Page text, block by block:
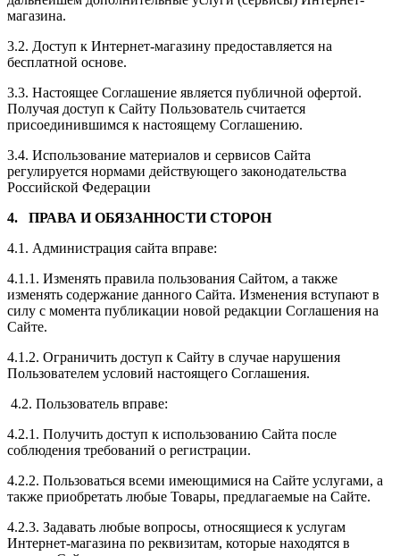
магазина.
3.2. Доступ к Интернет-магазину предоставляется на
бесплатной основе.
3.3. Настоящее Соглашение является публичной офертой.
Получая доступ к Сайту Пользователь считается
присоединившимся к настоящему Соглашению.
3.4. Использование материалов и сервисов Сайта
регулируется нормами действующего законодательства
Российской Федерации
4. ПРАВА И ОБЯЗАННОСТИ СТОРОН
4.1. Администрация сайта вправе:
4.1.1. Изменять правила пользования Сайтом, а также
изменять содержание данного Сайта. Изменения вступают в
силу с момента публикации новой редакции Соглашения на
Сайте.
4.1.2. Ограничить доступ к Сайту в случае нарушения
Пользователем условий настоящего Соглашения.
4.2. Пользователь вправе:
4.2.1. Получить доступ к использованию Сайта после
соблюдения требований о регистрации.
4.2.2. Пользоваться всеми имеющимися на Сайте услугами, а
также приобретать любые Товары, предлагаемые на Сайте.
4.2.3. Задавать любые вопросы, относящиеся к услугам
Интернет-магазина по реквизитам, которые находятся в